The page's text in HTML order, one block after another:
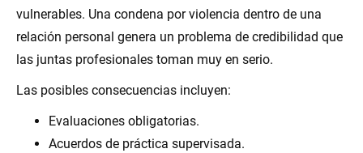
vulnerables. Una condena por violencia dentro de una
relación personal genera un problema de credibilidad que
las juntas profesionales toman muy en serio.
Las posibles consecuencias incluyen:
Evaluaciones obligatorias.
Acuerdos de práctica supervisada.